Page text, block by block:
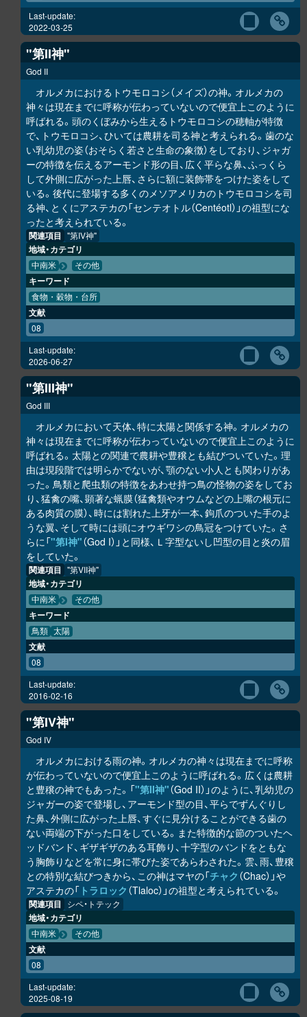
Last-update:
2022-03-25
"第II神"
God II
オルメカにおけるトウモロコシ（メイズ）の神。オルメカの
神々は現在までに呼称が伝わっていないので便宜上このように
呼ばれる。頭のくぼみから生えるトウモロコシの穂軸が特徴
で、トウモロコシ、ひいては農耕を司る神と考えられる。歯のな
い乳幼児の姿（おそらく若さと生命の象徴）をしており、ジャガ
ーの特徴を伝えるアーモンド形の目、広く平らな鼻、ふっくら
して外側に広がった上唇、さらに額に装飾帯をつけた姿をして
いる。後代に登場する多くのメソアメリカのトウモロコシを司
る神、とくにアステカの「センテオトル（Centéotl）」の祖型にな
ったと考えられている。
関連項目 "第IV神"
地域・カテゴリ
中南米 その他
キーワード
食物・穀物・台所
文献
08
Last-update:
2026-06-27
"第III神"
God III
オルメカにおいて天体、特に太陽と関係する神。オルメカの
神々は現在までに呼称が伝わっていないので便宜上このように
呼ばれる。太陽との関連で農耕や豊穣とも結びついていた。理
由は現段階では明らかでないが、顎のない小人とも関わりがあ
った。鳥類と爬虫類の特徴をあわせ持つ鳥の怪物の姿をしてお
り、猛禽の嘴、顕著な蝋膜（猛禽類やオウムなどの上嘴の根元に
ある肉質の膜）、時には割れた上牙が一本、鉤爪のついた手のよ
うな翼、そして時には頭にオウギワシの鳥冠をつけていた。さ
らに「"第I神"（God I）」と同様、Ｌ字型ないし凹型の目と炎の眉
をしていた。
関連項目 "第VII神"
地域・カテゴリ
中南米 その他
キーワード
鳥類 太陽
文献
08
Last-update:
2016-02-16
"第IV神"
God IV
オルメカにおける雨の神。オルメカの神々は現在までに呼称
が伝わっていないので便宜上このように呼ばれる。広くは農耕
と豊穣の神でもあった。「"第II神"（God II）」のように、乳幼児の
ジャガーの姿で登場し、アーモンド型の目、平らでずんぐりし
た鼻、外側に広がった上唇、すぐに見分けることができる歯の
ない両端の下がった口をしている。また特徴的な節のついたヘ
ッドバンド、ギザギザのある耳飾り、十字型のバンドをともな
う胸飾りなどを常に身に帯びた姿であらわされた。雲、雨、豊穣
との特別な結びつきから、この神はマヤの「チャク （Chac）」や
アステカの「 トラロック （Tlaloc）」の祖型と考えられている。
関連項目 シペ・トテック
地域・カテゴリ
中南米 その他
文献
08
Last-update:
2025-08-19